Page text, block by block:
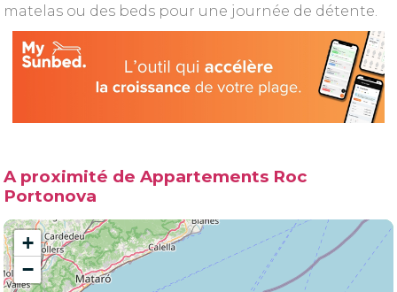
matelas ou des beds pour une journée de détente.
A proximité de Appartements Roc
Portonova
+
−